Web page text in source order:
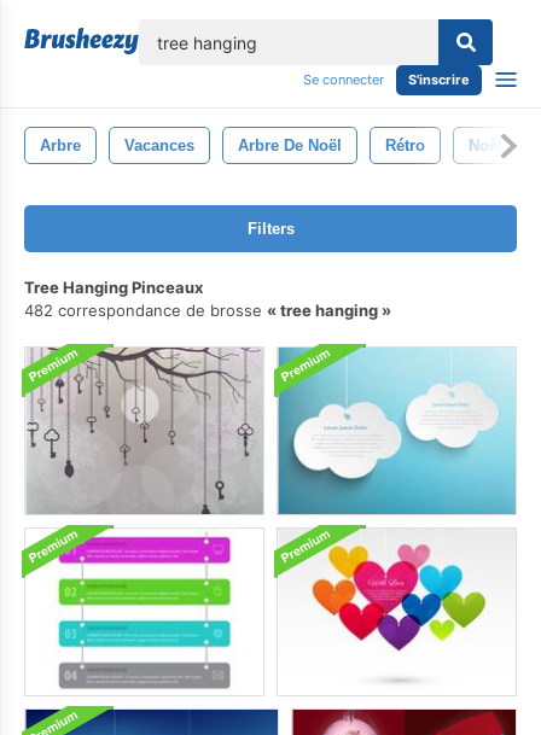
Se connecter S'inscrire
Arbre Vacances Arbre De Noël Rétro Noël
Filters
Tree Hanging Pinceaux
482 correspondance de brosse
tree hanging